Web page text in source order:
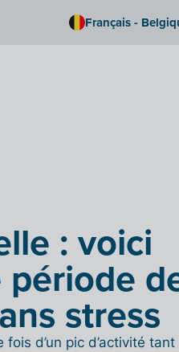
Français -
: voici
stress
fois d’un pic d’activité